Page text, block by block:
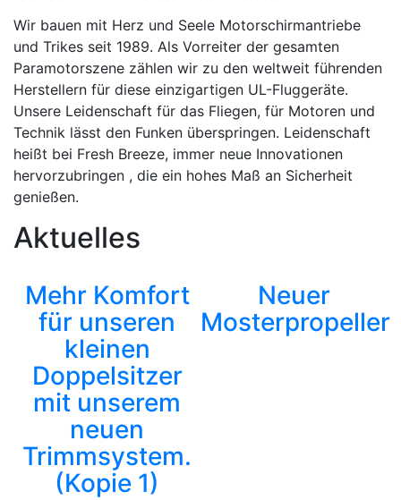
Wir bauen mit Herz und Seele Motorschirmantriebe
und Trikes seit 1989. Als Vorreiter der gesamten
Paramotorszene zählen wir zu den weltweit führenden
Herstellern für diese einzigartigen UL-Fluggeräte.
Unsere Leidenschaft für das Fliegen, für Motoren und
Technik lässt den Funken überspringen. Leidenschaft
heißt bei Fresh Breeze, immer neue Innovationen
hervorzubringen , die ein hohes Maß an Sicherheit
genießen.
Aktuelles
Mehr Komfort
für unseren
kleinen
Doppelsitzer
mit unserem
neuen
Trimmsystem.
(Kopie 1)
Neuer
Mosterpropeller